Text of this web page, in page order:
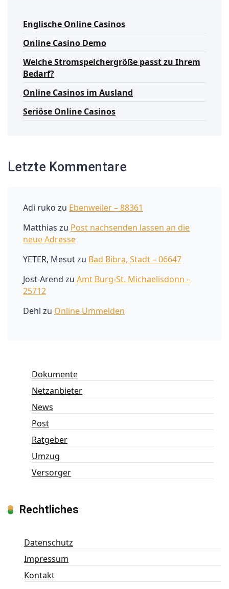
Englische Online Casinos
Online Casino Demo
Welche Stromspeichergröße passt zu Ihrem
Bedarf?
Online Casinos im Ausland
Seriöse Online Casinos
Letzte Kommentare
Adi ruko zu Ebenweiler – 88361
Matthias zu Post nachsenden lassen an die
neue Adresse
YETER, Mesutzu Bad Bibra, Stadt – 06647
Jost-Arend zu Amt Burg-St. Michaelisdonn –
25712
Dehl zu Online Ummelden
Dokumente
Netzanbieter
News
Post
Ratgeber
Umzug
Versorger
Rechtliches
Datenschutz
Impressum
Kontakt